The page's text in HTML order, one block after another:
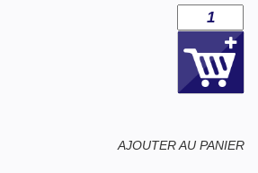
AJOUTER AU PANIER